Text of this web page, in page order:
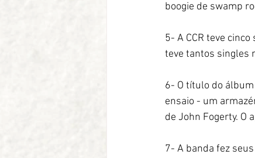
boogie de swamp
5- A CCR teve
teve tantos singles
6- O título do
ensaio - um
de John Fogerty. O
7- A banda fez